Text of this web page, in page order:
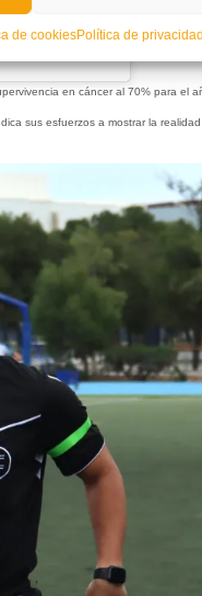
de cookiesPolítica de
en cáncer al 70% para el
sus esfuerzos a mostrar la